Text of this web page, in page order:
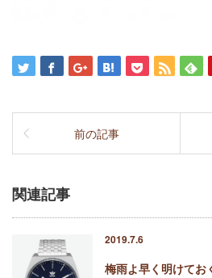
前の記事
関連記事
2019.7.6
梅雨よ早く明けてお